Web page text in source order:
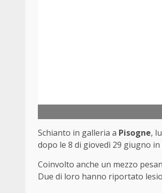
Schianto in galleria a Pisogne,
dopo le 8 di giovedì 29 giugno
Coinvolto anche un mezzo
Due di loro hanno riportato